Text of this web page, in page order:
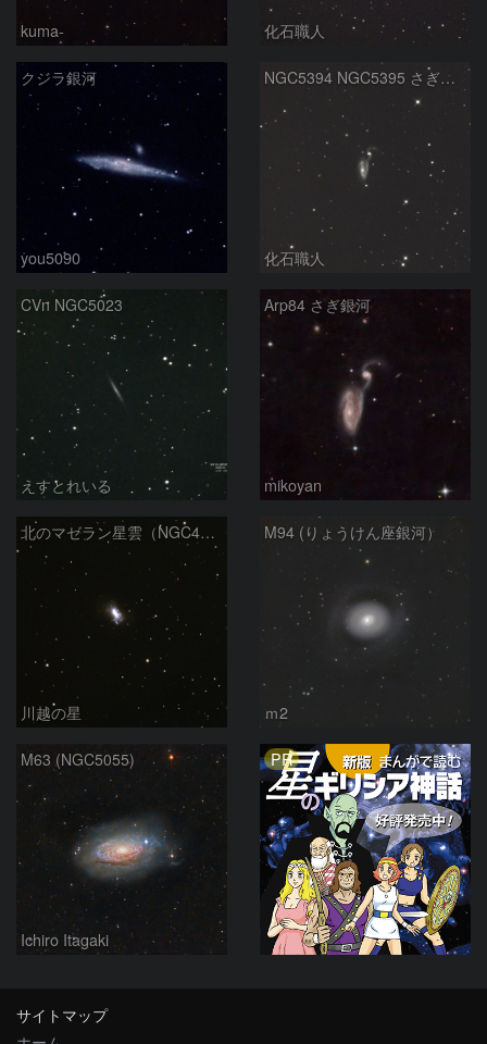
kuma- 化石職人
クジラ銀河
you5090
NGC5394 NGC5395 さぎ銀河 りょうけん座
化石職人
CVn NGC5023
えすとれいる
Arp84 さぎ銀河
mikoyan
北のマゼラン星雲（NGC4440)
川越の星
M94 (りょうけん座銀河）
ｍ2
M63 (NGC5055)
Ichiro Itagaki
PR
サイトマップ